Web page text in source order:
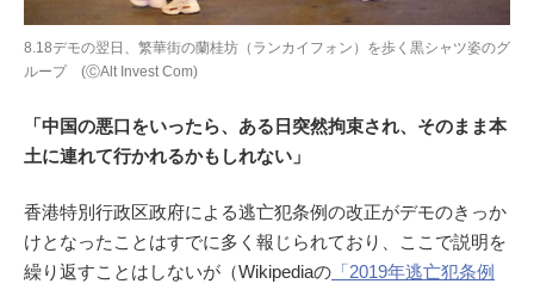
8.18デモの翌日、繁華街の蘭桂坊（ランカイフォン）を歩く黒シャツ姿のグ
ループ (ⒸAlt Invest Com)
「中国の悪口をいったら、ある日突然拘束され、そのまま本
土に連れて行かれるかもしれない」
香港特別行政区政府による逃亡犯条例の改正がデモのきっか
けとなったことはすでに多く報じられており、ここで説明を
繰り返すことはしないが（Wikipediaの 「2019年逃亡犯条例